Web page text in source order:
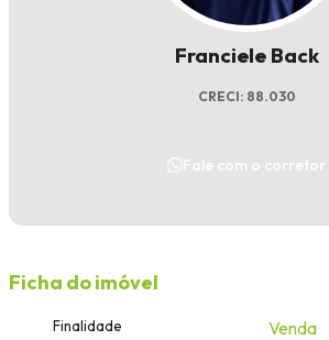
Franciele Back
CRECI: 88.030
Fale com o corretor
Ficha do imóvel
Finalidade Venda